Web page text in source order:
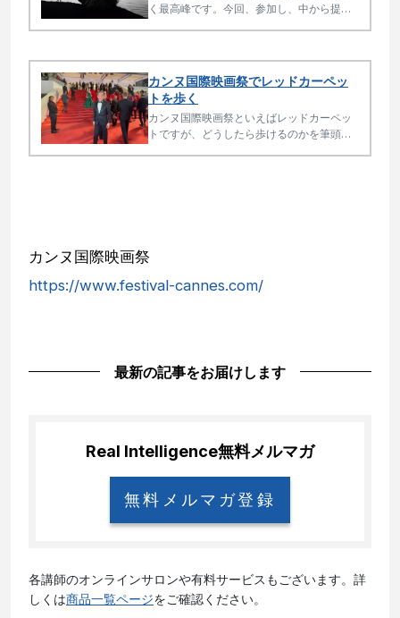
く最高峰です。今回、参加し、中から提
カンヌ国際映画祭でレッドカーペッ
トを歩く
カンヌ国際映画祭といえばレッドカーペッ
トですが、どうしたら歩けるのかを筆頭に
カンヌ国際映画祭
https://www.festival-cannes.com/
最新の記事をお届けします
Real Intelligence無料メルマガ
無料メルマガ登録
各講師のオンラインサロンや有料サービスもございます。詳
しくは商品一覧ページをご確認ください。